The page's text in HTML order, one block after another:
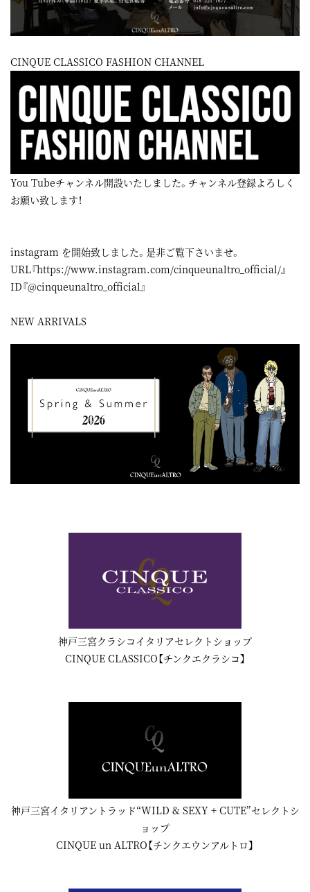
CINQUE CLASSICO FASHION CHANNEL
You Tubeチャンネル開設いたしました。チャンネル登録よろしく
お願い致します！
instagram を開始致しました。是非ご覧下さいませ。
URL『https://www.instagram.com/cinqueunaltro_official/』
ID『@cinqueunaltro_official』
NEW ARRIVALS
神戸三宮クラシコイタリアセレクトショップ
CINQUE CLASSICO【チンクエクラシコ】
神戸三宮イタリアントラッド“WILD & SEXY + CUTE”セレクトシ
ョップ
CINQUE un ALTRO【チンクエウンアルトロ】